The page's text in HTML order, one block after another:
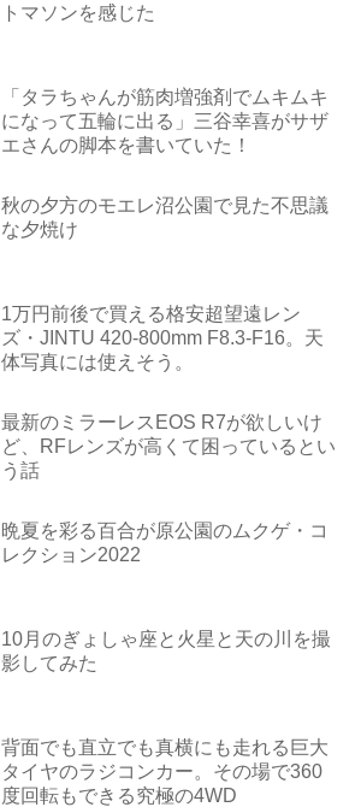
トマソンを感じた
「タラちゃんが筋肉増強剤でムキムキ
になって五輪に出る」三谷幸喜がサザ
エさんの脚本を書いていた！
秋の夕方のモエレ沼公園で見た不思議
な夕焼け
1万円前後で買える格安超望遠レン
ズ・JINTU 420-800mm F8.3-F16。天
体写真には使えそう。
最新のミラーレスEOS R7が欲しいけ
ど、RFレンズが高くて困っているとい
う話
晩夏を彩る百合が原公園のムクゲ・コ
レクション2022
10月のぎょしゃ座と火星と天の川を撮
影してみた
背面でも直立でも真横にも走れる巨大
タイヤのラジコンカー。その場で360
度回転もできる究極の4WD